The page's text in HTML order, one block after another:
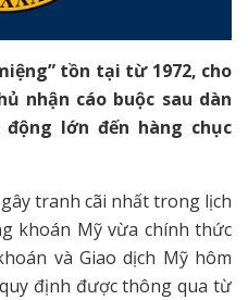
tồn tại từ 1972, cho
nhận cáo buộc sau dàn
lớn đến hàng chục
tranh cãi nhất trong lịch
khoán Mỹ vừa chính thức
và Giao dịch Mỹ hôm
định được thông qua từ